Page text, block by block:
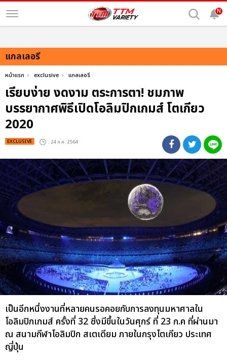
N
แกลเลอรี
หน้าแรก exclusive แกลเลอรี
เรียบง่าย งดงาม ตระการตา! ชมภาพ
บรรยากาศพิธีเปิดโอลิมปิกเกมส์ โตเกียว
2020
EXCLUSIVE : 24 ก.ค. 2564
เป็นอีกหนึ่งงานที่หลายคนรอคอยกับการลงทุนมหาศาลใน
โอลิมปิกเกมส์ ครั้งที่ 32 ซึ่งมีขึ้นในวันศุกร์ ที่ 23 ก.ค ที่ผ่านมา
ณ สนามกีฬาโอลิมปิก สเตเดียม ภายในกรุงโตเกียว ประเทศ
ญี่ปุ่น